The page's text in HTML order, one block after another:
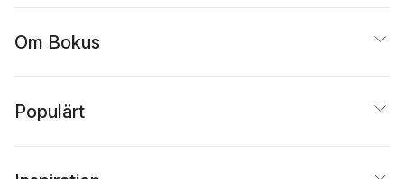
Om Bokus
Populärt